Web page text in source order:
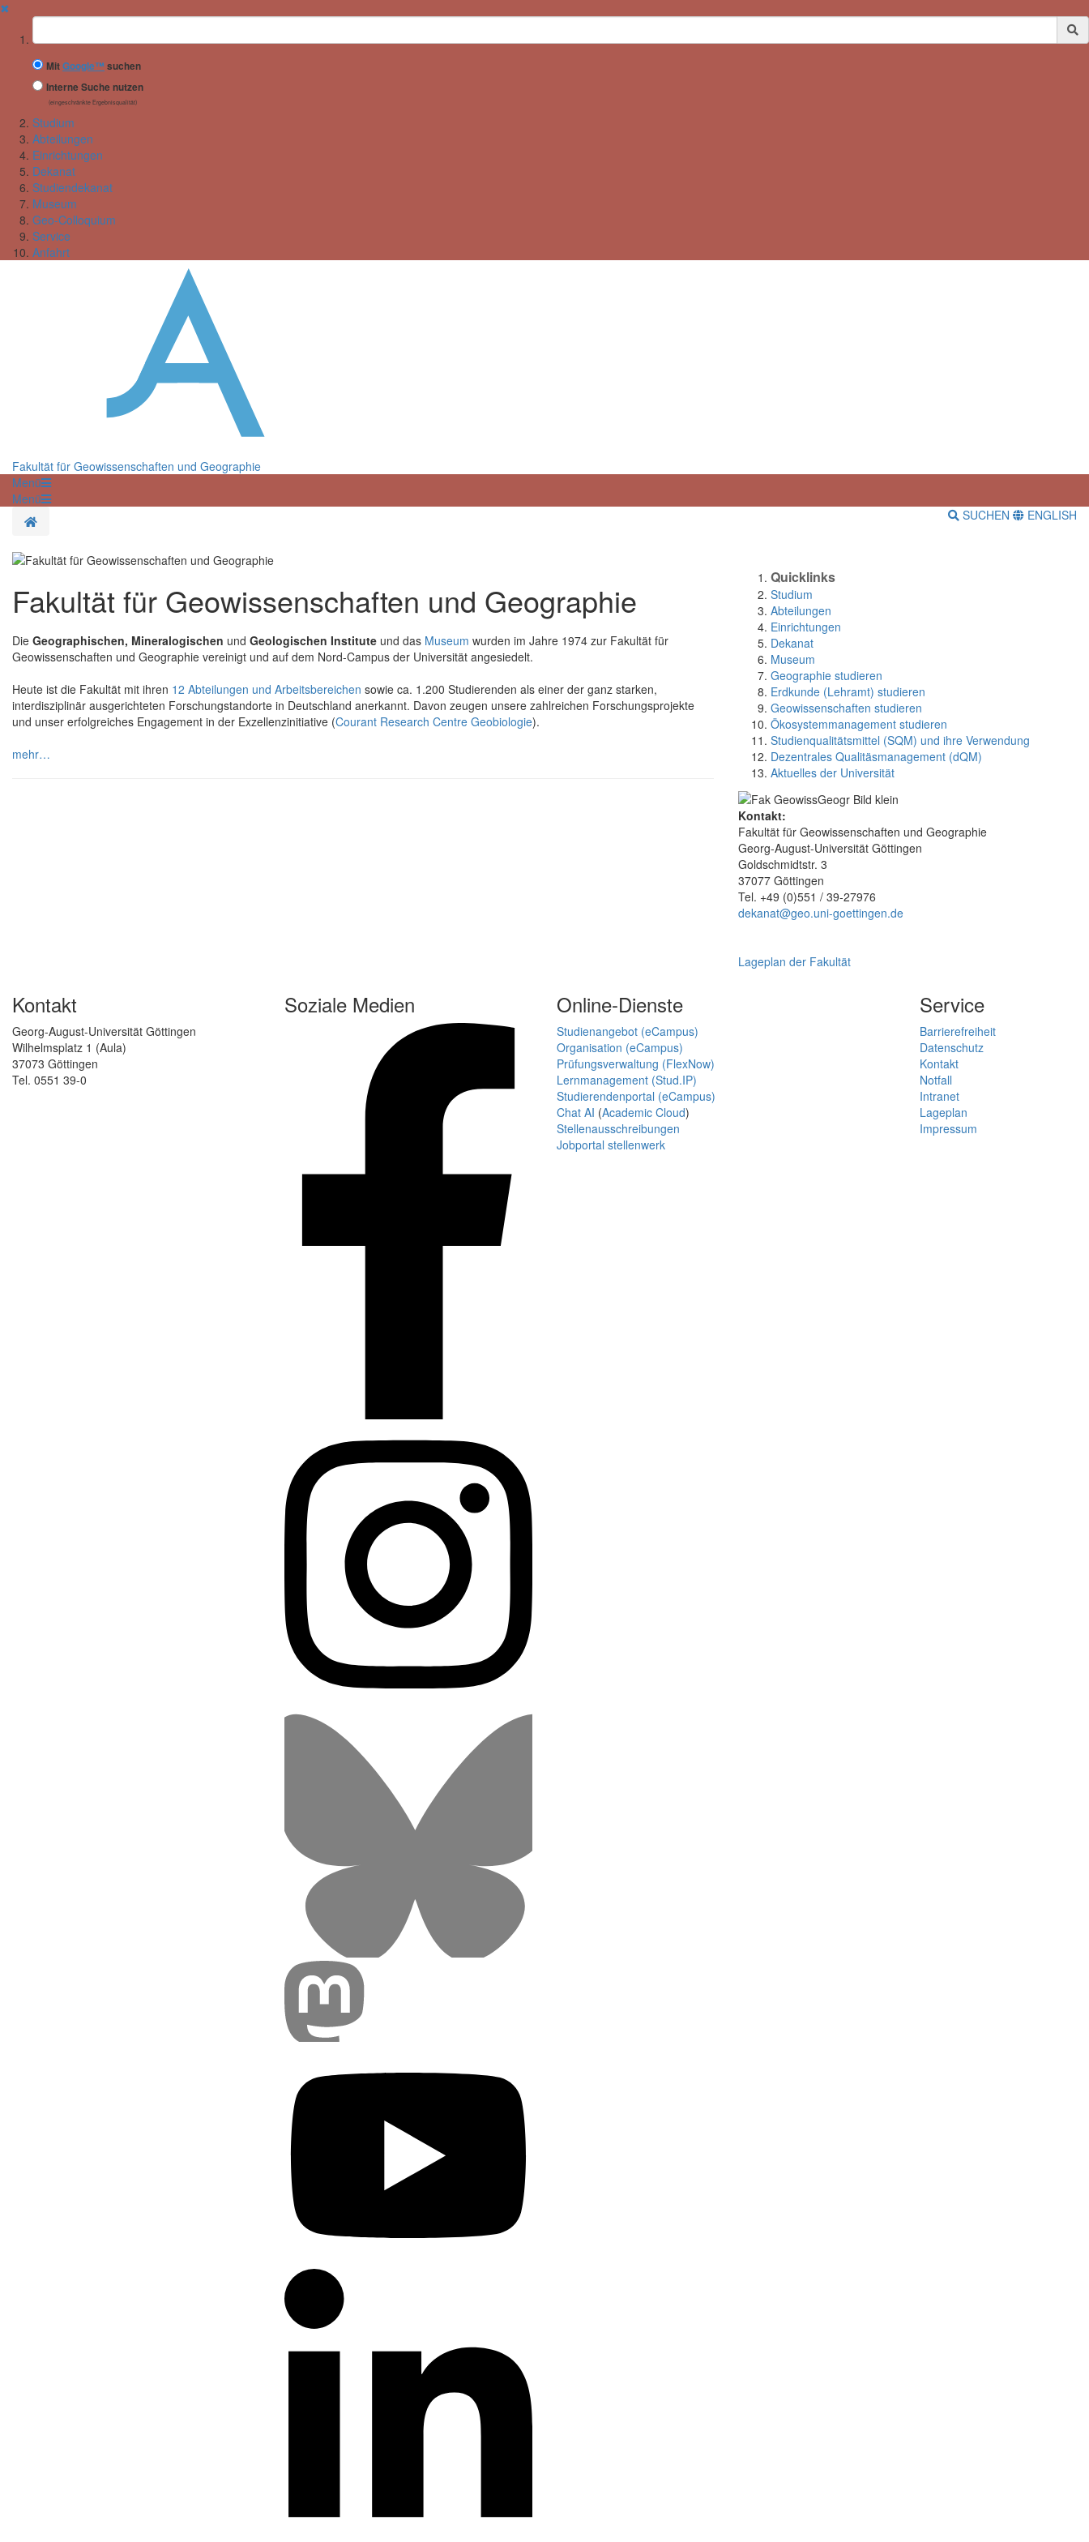
✖
Suchbegriff
MitGoogle™ suchen
Interne Suche nutzen
(eingeschränkte Ergebnisqualität)
Studium
Abteilungen
Einrichtungen
Dekanat
Studiendekanat
Museum
Geo-Colloquium
Service
Anfahrt
Fakultät für Geowissenschaften und Geographie
Menü
Menü
Startseite
SUCHEN ENGLISH
Fakultät für Geowissenschaften und Geographie
Die Geographischen, Mineralogischen und Geologischen Institute und das Museum wurden im Jahre 1974 zur Fakultät für
Geowissenschaften und Geographie vereinigt und auf dem Nord-Campus der Universität angesiedelt.
Heute ist die Fakultät mit ihren 12 Abteilungen und Arbeitsbereichen sowie ca. 1.200 Studierenden als einer der ganz starken,
interdisziplinär ausgerichteten Forschungstandorte in Deutschland anerkannt. Davon zeugen unsere zahlreichen Forschungsprojekte
und unser erfolgreiches Engagement in der Exzellenzinitiative (Courant Research Centre Geobiologie).
mehr…
Quicklinks
Studium
Abteilungen
Einrichtungen
Dekanat
Museum
Geographie studieren
Erdkunde (Lehramt) studieren
Geowissenschaften studieren
Ökosystemmanagement studieren
Studienqualitätsmittel (SQM) und ihre Verwendung
Dezentrales Qualitäsmanagement (dQM)
Aktuelles der Universität
Kontakt:
Fakultät für Geowissenschaften und Geographie
Georg-August-Universität Göttingen
Goldschmidtstr. 3
37077 Göttingen
Tel. +49 (0)551 / 39-27976
dekanat@geo.uni-goettingen.de
Lageplan der Fakultät
Kontakt
Georg-August-Universität Göttingen
Wilhelmsplatz 1 (Aula)
37073 Göttingen
Tel. 0551 39-0
Soziale Medien Online-Dienste
Studienangebot (eCampus)
Organisation (eCampus)
Prüfungsverwaltung (FlexNow)
Lernmanagement (Stud.IP)
Studierendenportal (eCampus)
Chat AI (Academic Cloud)
Stellenausschreibungen
Jobportal stellenwerk
Service
Barrierefreiheit
Datenschutz
Kontakt
Notfall
Intranet
Lageplan
Impressum